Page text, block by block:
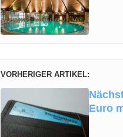
VORHERIGER ARTIKEL:
Euro